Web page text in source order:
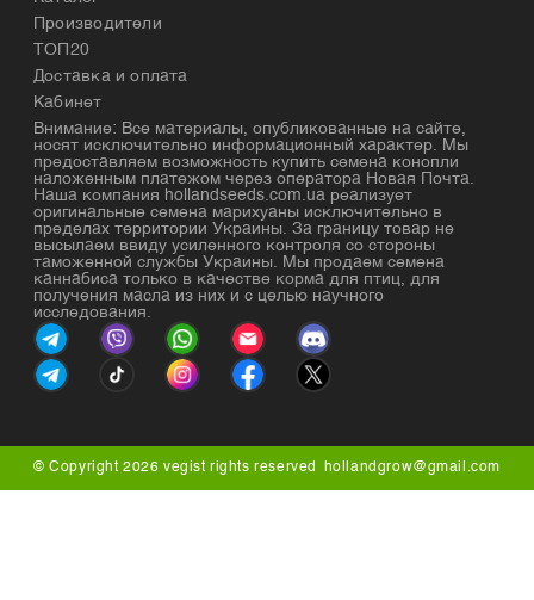
Производители
ТОП20
Доставка и оплата
Кабинет
Внимание: Все материалы, опубликованные на сайте,
носят исключительно информационный характер. Мы
предоставляем возможность купить семена конопли
наложенным платежом через оператора Новая Почта.
Наша компания hollandseeds.com.ua реализует
оригинальные семена марихуаны исключительно в
пределах территории Украины. За границу товар не
высылаем ввиду усиленного контроля со стороны
таможенной службы Украины. Мы продаем семена
каннабиса только в качестве корма для птиц, для
получения масла из них и с целью научного
исследования.
© Copyright 2026 vegist rights reserved hollandgrow@gmail.com